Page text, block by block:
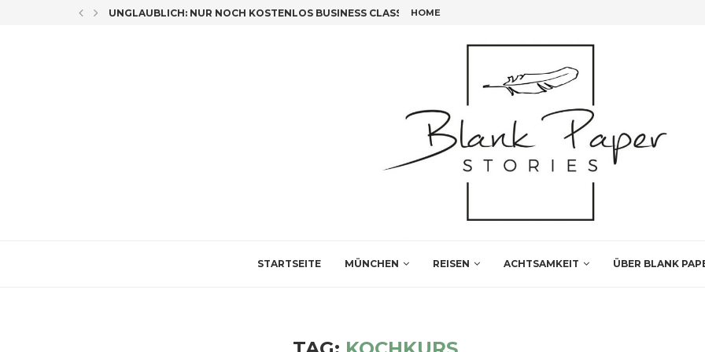
CO-AUTORIN UNGLAUBLICH: NUR NOCH KOSTENLOS BUSINESS CLASS FLIEGEN!FÜNF INSIDER TIPPS FÜR DEINEN LEIPZIG BESUCH
HOME
STARTSEITE MÜNCHEN REISEN ACHTSAMKEIT ÜBER BLANK